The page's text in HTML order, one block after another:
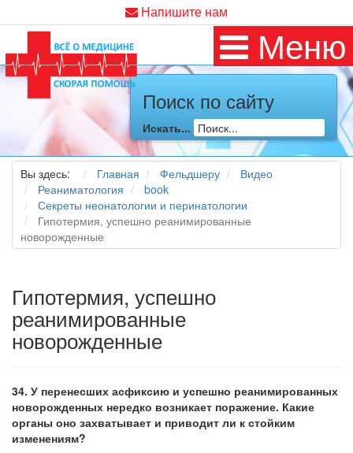
Напишите нам
Меню
Поиск по сайту
Искать...
Вы здесь: Главная Фельдшеру
Видео
Реаниматология
book
Секреты неонатологии и перинатологии
Гипотермия, успешно реанимированные
новорожденные
Гипотермия, успешно
реанимированные
новорожденные
34. У перенесших асфиксию и успешно реанимированных
новорожденных нередко возникает поражение. Какие
органы оно захватывает и приводит ли к стойким
изменениям?